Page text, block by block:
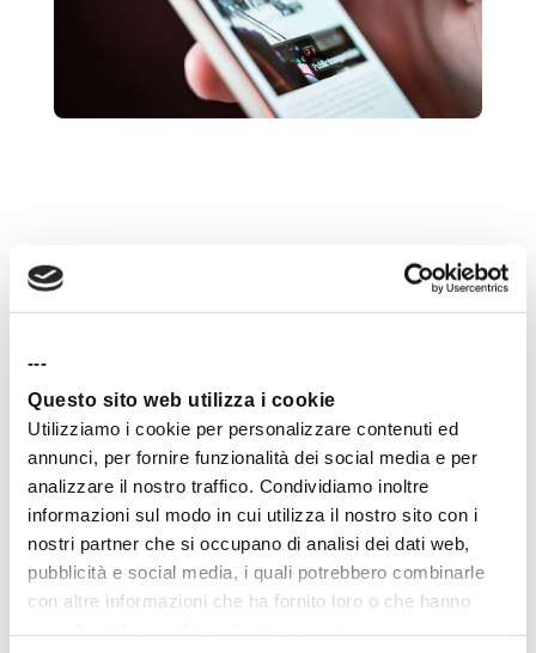
---
Questo sito web utilizza i cookie
Utilizziamo i cookie per personalizzare contenuti ed
annunci, per fornire funzionalità dei social media e per
analizzare il nostro traffico. Condividiamo inoltre
informazioni sul modo in cui utilizza il nostro sito con i
nostri partner che si occupano di analisi dei dati web,
pubblicità e social media, i quali potrebbero combinarle
con altre informazioni che ha fornito loro o che hanno
Facebook News: un valido
strumento alla lotta alle fake
Facebook, si sa, è il luogo dove
circolano e si diffondono molte notizie
false, le cosiddette fake news. Lalotta
alle fake news è stato uno dei
maggiori obiettivi del social blu, che ha